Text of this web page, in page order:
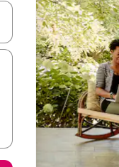
გამოიყენეთ